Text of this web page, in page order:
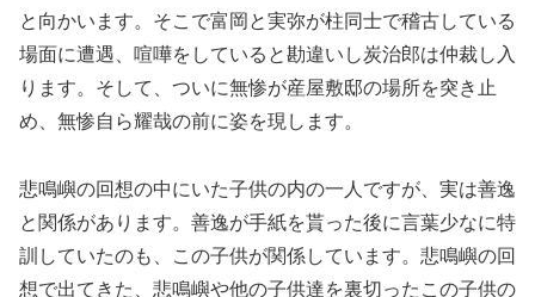
と向かいます。そこで富岡と実弥が柱同士で稽古している
場面に遭遇、喧嘩をしていると勘違いし炭治郎は仲裁し入
ります。そして、ついに無惨が産屋敷邸の場所を突き止
め、無惨自ら耀哉の前に姿を現します。
悲鳴嶼の回想の中にいた子供の内の一人ですが、実は善逸
と関係があります。善逸が手紙を貰った後に言葉少なに特
訓していたのも、この子供が関係しています。悲鳴嶼の回
想で出てきた、悲鳴嶼や他の子供達を裏切ったこの子供の